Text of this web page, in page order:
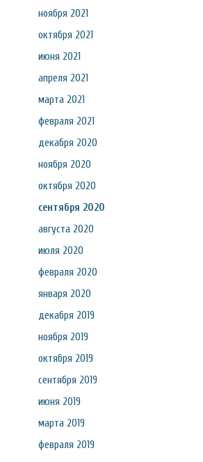
ноября 2021
октября 2021
июня 2021
апреля 2021
марта 2021
февраля 2021
декабря 2020
ноября 2020
октября 2020
сентября 2020
августа 2020
июля 2020
февраля 2020
января 2020
декабря 2019
ноября 2019
октября 2019
сентября 2019
июня 2019
марта 2019
февраля 2019